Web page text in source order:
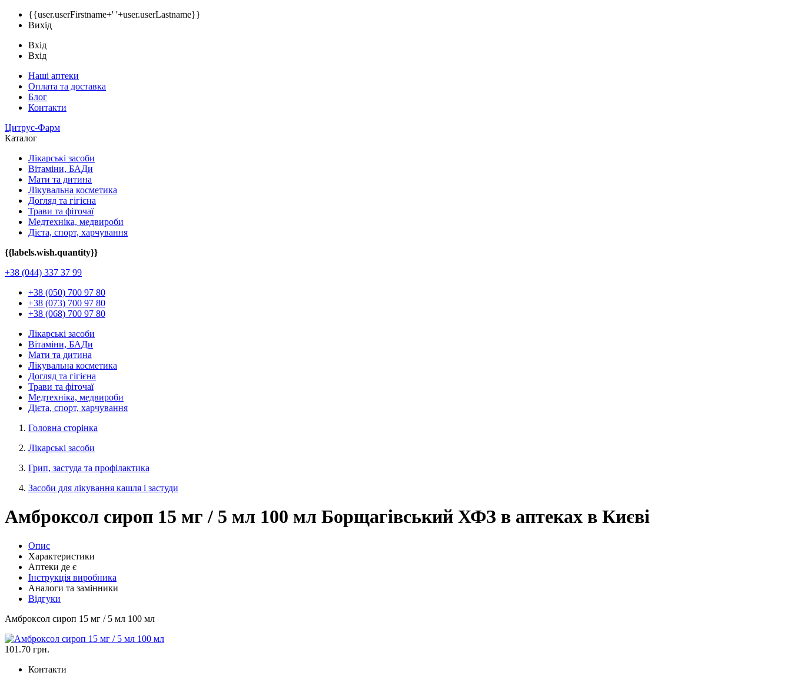
{{user.userFirstname+' '+user.userLastname}}
Вихід
Вхід
Вхід
Наші аптеки
Оплата та доставка
Блог
Контакти
Цитрус-Фарм
Каталог
Лікарські засоби
Вітаміни, БАДи
Мати та дитина
Лікувальна косметика
Догляд та гігієна
Трави та фіточаї
Медтехніка, медвироби
Дієта, спорт, харчування
{{labels.wish.quantity}}
+38 (044) 337 37 99
+38 (050) 700 97 80
+38 (073) 700 97 80
+38 (068) 700 97 80
Лікарські засоби
Вітаміни, БАДи
Мати та дитина
Лікувальна косметика
Догляд та гігієна
Трави та фіточаї
Медтехніка, медвироби
Дієта, спорт, харчування
Головна сторінка
Лікарські засоби
Грип, застуда та профілактика
Засоби для лікування кашля і застуди
Амброксол сироп 15 мг / 5 мл 100 мл Борщагівський ХФЗ в аптеках в Києві
Опис
Характеристики
Аптеки де є
Інструкція виробника
Аналоги та замінники
Відгуки
Амброксол сироп 15 мг / 5 мл 100 мл
101.70 грн.
Контакти